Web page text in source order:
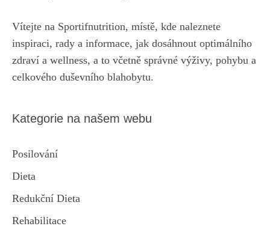
Vítejte na Sportifnutrition, místě, kde naleznete
inspiraci, rady a informace, jak dosáhnout optimálního
zdraví a wellness, a to včetně správné výživy, pohybu a
celkového duševního blahobytu.
Kategorie na našem webu
Posilování
Dieta
Redukční Dieta
Rehabilitace